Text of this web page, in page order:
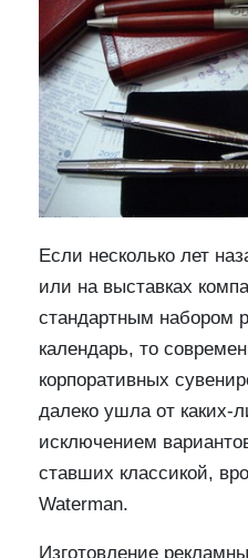
Если несколько лет
или на выставках
стандартным набором
календарь, то
корпоративных
далеко ушла от каких-
исключением
ставших классикой,
Waterman.
Изготовление